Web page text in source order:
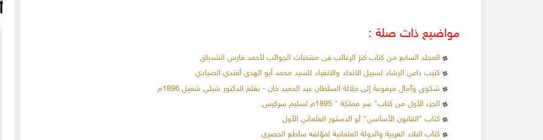
مواضيع ذات صلة :
المجلد السابع من كتاب كنز الرغائب فى منتخبات الجوائب لأحمد فارس الشدياق
كتيب داعي الرشاد لسبيل الاتحاد والانقياد للسيد محمد أبو الهدى أفندي الصيادي
شكوى وآمال مرفوعة إلى جلالة السلطان عبد الحميد خان - بقلم الدكتور شبلي شميل 1896م
الجزء الأول من كتاب" سر مملكة " 1895م لسليم سركيس.
كتاب "القانون الأساسي" أو الدستور العثماني الأول
كتاب البلاد العربية والدولة العثمانية لمؤلفه ساطع الحصري